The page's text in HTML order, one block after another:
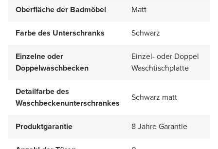
Oberfläche der Badmöbel Matt
Farbe des Unterschranks Schwarz
Einzelne oder
Doppelwaschbecken
Einzel- oder Doppel
Waschtischplatte
Detailfarbe des
Waschbeckenunterschrankes
Schwarz matt
Produktgarantie 8 Jahre Garantie